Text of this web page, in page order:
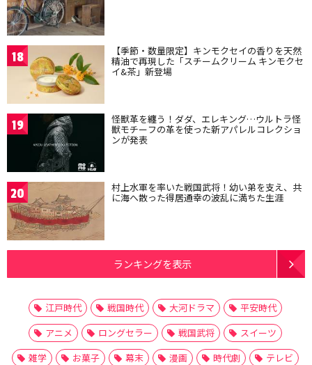
18 【季節・数量限定】キンモクセイの香りを天然
精油で再現した「スチームクリーム キンモクセ
イ&茶」新登場
19 怪獣革を纏う！ダダ、エレキング…ウルトラ怪
獣モチーフの革を使った新アパレルコレクショ
ンが発表
20 村上水軍を率いた戦国武将！幼い弟を支え、共
に海へ散った得居通幸の波乱に満ちた生涯
ランキングを表示
江戸時代 戦国時代 大河ドラマ
平安時代
アニメ
ロングセラー 戦国武将
スイーツ
雑学
お菓子 幕末 漫画 時代劇
テレビ